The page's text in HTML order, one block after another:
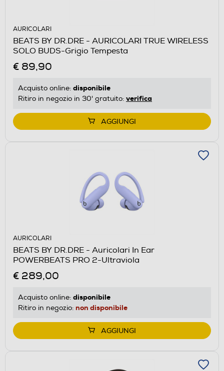
AURICOLARI
BEATS BY DR.DRE - AURICOLARI TRUE WIRELESS
SOLO BUDS-Grigio Tempesta
€ 89,90
Acquisto online: disponibile
Ritiro in negozio in 30' gratuito: verifica
AGGIUNGI
AURICOLARI
BEATS BY DR.DRE - Auricolari In Ear
POWERBEATS PRO 2-Ultraviola
€ 289,00
Acquisto online: disponibile
Ritiro in negozio: non disponibile
AGGIUNGI